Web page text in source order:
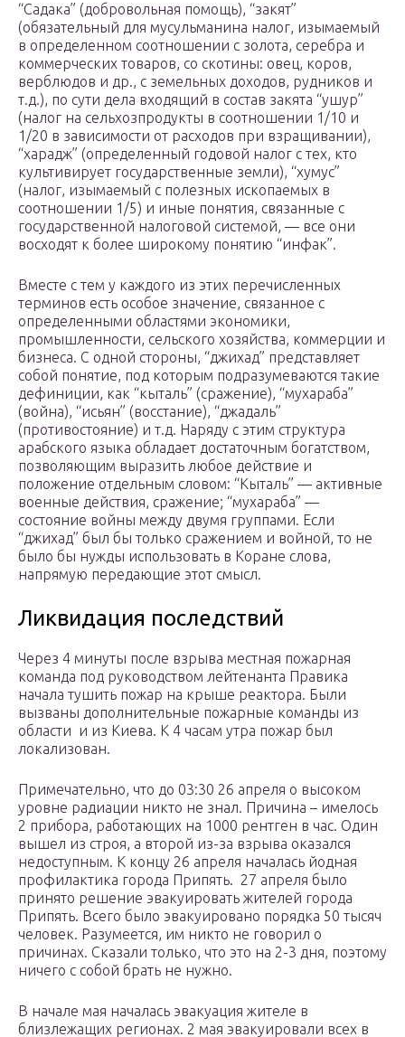
“Садака” (добровольная помощь), “закят”
(обязательный для мусульманина налог, изымаемый
в определенном соотношении с золота, серебра и
коммерческих товаров, со скотины: овец, коров,
верблюдов и др., с земельных доходов, рудников и
т.д.), по сути дела входящий в состав закята “ушур”
(налог на сельхозпродукты в соотношении 1/10 и
1/20 в зависимости от расходов при взращивании),
“харадж” (определенный годовой налог с тех, кто
культивирует государственные земли), “хумус”
(налог, изымаемый с полезных ископаемых в
соотношении 1/5) и иные понятия, связанные с
государственной налоговой системой, — все они
восходят к более широкому понятию “инфак”.
Вместе с тем у каждого из этих перечисленных
терминов есть особое значение, связанное с
определенными областями экономики,
промышленности, сельского хозяйства, коммерции и
бизнеса. С одной стороны, “джихад” представляет
собой понятие, под которым подразумеваются такие
дефиниции, как “кыталь” (сражение), “мухараба”
(война), “исьян” (восстание), “джадаль”
(противостояние) и т.д. Наряду с этим структура
арабского языка обладает достаточным богатством,
позволяющим выразить любое действие и
положение отдельным словом: “Кыталь” — активные
военные действия, сражение; “мухараба” —
состояние войны между двумя группами. Если
“джихад” был бы только сражением и войной, то не
было бы нужды использовать в Коране слова,
напрямую передающие этот смысл.
Ликвидация последствий
Через 4 минуты после взрыва местная пожарная
команда под руководством лейтенанта Правика
начала тушить пожар на крыше реактора. Были
вызваны дополнительные пожарные команды из
области и из Киева. К 4 часам утра пожар был
локализован.
Примечательно, что до 03:30 26 апреля о высоком
уровне радиации никто не знал. Причина – имелось
2 прибора, работающих на 1000 рентген в час. Один
вышел из строя, а второй из-за взрыва оказался
недоступным. К концу 26 апреля началась йодная
профилактика города Припять. 27 апреля было
принято решение эвакуировать жителей города
Припять. Всего было эвакуировано порядка 50 тысяч
человек. Разумеется, им никто не говорил о
причинах. Сказали только, что это на 2-3 дня, поэтому
ничего с собой брать не нужно.
В начале мая началась эвакуация жителе в
близлежащих регионах. 2 мая эвакуировали всех в